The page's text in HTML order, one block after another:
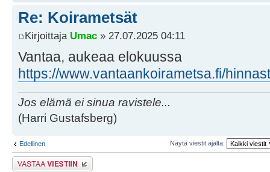
Re: Koirametsät
Kirjoittaja Umac » 27.07.2025 04:11
Vantaa, aukeaa elokuussa
https://www.vantaankoirametsa.fi/
Jos elämä ei sinua ravistele...
(Harri Gustafsberg)
Edellinen Näytä viestit ajalta:
Lähetä vastaus